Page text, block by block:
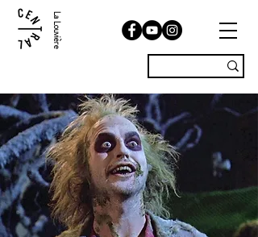
La Louvière